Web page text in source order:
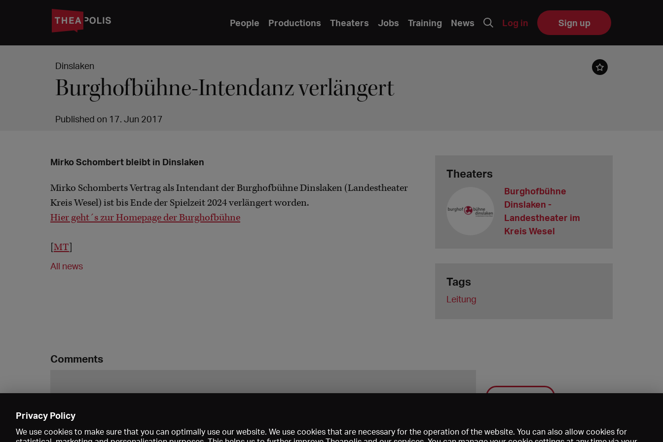
People Productions Theaters Jobs Training News Log in Sign up
Dinslaken
Burghofbühne-Intendanz verlängert
Published on 17. Jun 2017
Mirko Schombert bleibt in Dinslaken
Mirko Schomberts Vertrag als Intendant der Burghofbühne Dinslaken (Landestheater
Kreis Wesel) ist bis Ende der Spielzeit 2024 verlängert worden.
Hier geht´s zur Homepage der Burghofbühne
MT
All news
Theaters
Burghofbühne
Dinslaken -
Landestheater im
Kreis Wesel
Tags
Leitung
Comments
Save
Privacy Policy
We use cookies to make sure that you can optimally use our website. We use cookies that are necessary for the operation of the website. You can also allow cookies for